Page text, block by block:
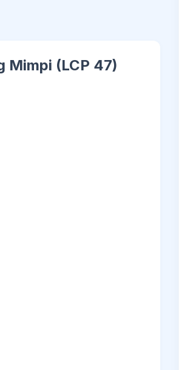
Mimpi (LCP 47)